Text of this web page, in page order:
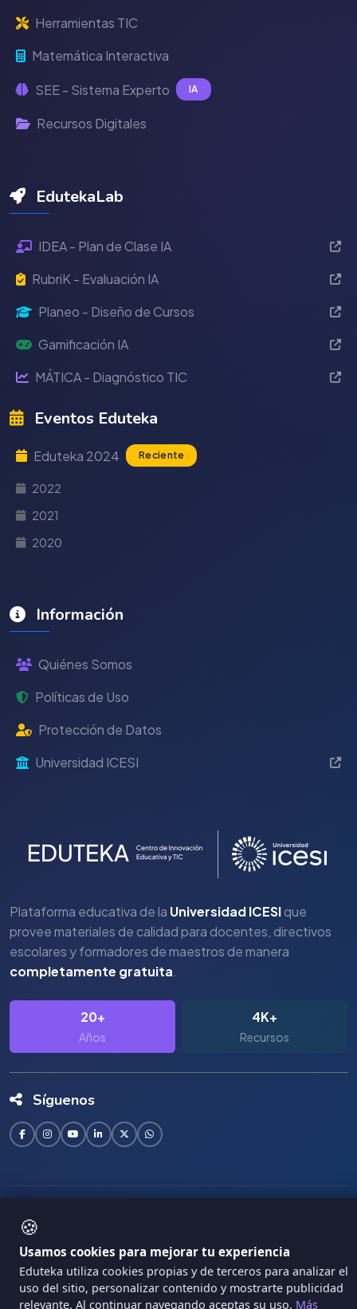
🍪
Usamos cookies para mejorar tu experiencia
Eduteka utiliza cookies propias y de terceros para analizar el
uso del sitio, personalizar contenido y mostrarte publicidad
relevante. Al continuar navegando aceptas su uso. Más
Herramientas TIC
Matemática Interactiva
SEE - Sistema Experto IA
Recursos Digitales
EdutekaLab
IDEA - Plan de Clase IA
RubriK - Evaluación IA
Planeo - Diseño de Cursos
Gamificación IA
MÁTICA - Diagnóstico TIC
Eventos Eduteka
Eduteka 2024 Reciente
2022
2021
2020
Información
Quiénes Somos
Políticas de Uso
Protección de Datos
Universidad ICESI
Plataforma educativa de la Universidad ICESIque
provee materiales de calidad para docentes, directivos
escolares y formadores de maestros de manera
completamente gratuita.
20+
Años
4K+
Recursos
Síguenos